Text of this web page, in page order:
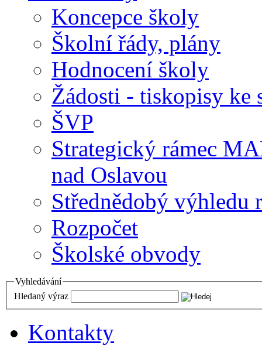
Koncepce školy
Školní řády, plány
Hodnocení školy
Žádosti - tiskopisy ke
ŠVP
Strategický rámec
nad Oslavou
Střednědobý výhledu
Rozpočet
Školské obvody
Vyhledávání
Hledaný výraz
Kontakty